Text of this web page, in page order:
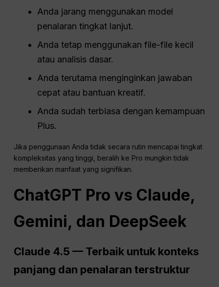
Anda jarang menggunakan model
penalaran tingkat lanjut.
Anda tetap menggunakan file-file kecil
atau analisis dasar.
Anda terutama menginginkan jawaban
cepat atau bantuan kreatif.
Anda sudah terbiasa dengan kemampuan
Plus.
Jika penggunaan Anda tidak secara rutin mencapai tingkat
kompleksitas yang tinggi, beralih ke Pro mungkin tidak
memberikan manfaat yang signifikan.
ChatGPT Pro vs Claude,
Gemini, dan DeepSeek
Claude 4.5 — Terbaik untuk konteks
panjang dan penalaran terstruktur